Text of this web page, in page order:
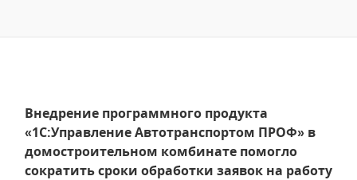
Внедрение программного продукта
«1С:Управление Автотранспортом ПРОФ» в
домостроительном комбинате помогло
сократить сроки обработки заявок на работу